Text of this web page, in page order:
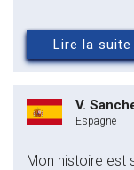
Lire la suite
V.
Espagne
Mon histoire est